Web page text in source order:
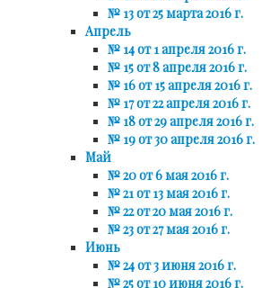
№ 13 от 25 марта 2016 г.
Апрель
№ 14 от 1 апреля 2016 г.
№ 15 от 8 апреля 2016 г.
№ 16 от 15 апреля 2016 г.
№ 17 от 22 апреля 2016 г.
№ 18 от 29 апреля 2016 г.
№ 19 от 30 апреля 2016 г.
Май
№ 20 от 6 мая 2016 г.
№ 21 от 13 мая 2016 г.
№ 22 от 20 мая 2016 г.
№ 23 от 27 мая 2016 г.
Июнь
№ 24 от 3 июня 2016 г.
№ 25 от 10 июня 2016 г.